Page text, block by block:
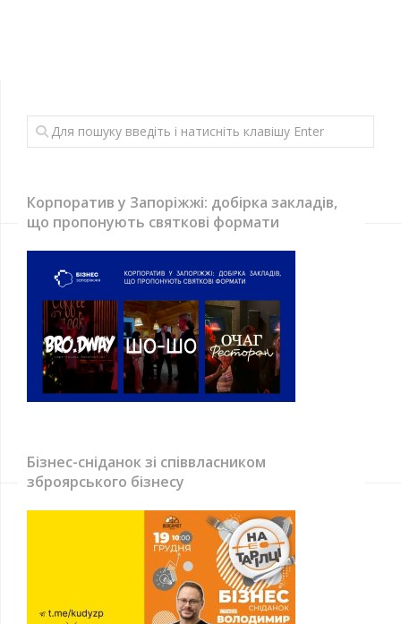
Корпоратив у Запоріжжі: добірка закладів,
що пропонують святкові формати
Бізнес-сніданок зі співвласником
зброярського бізнесу